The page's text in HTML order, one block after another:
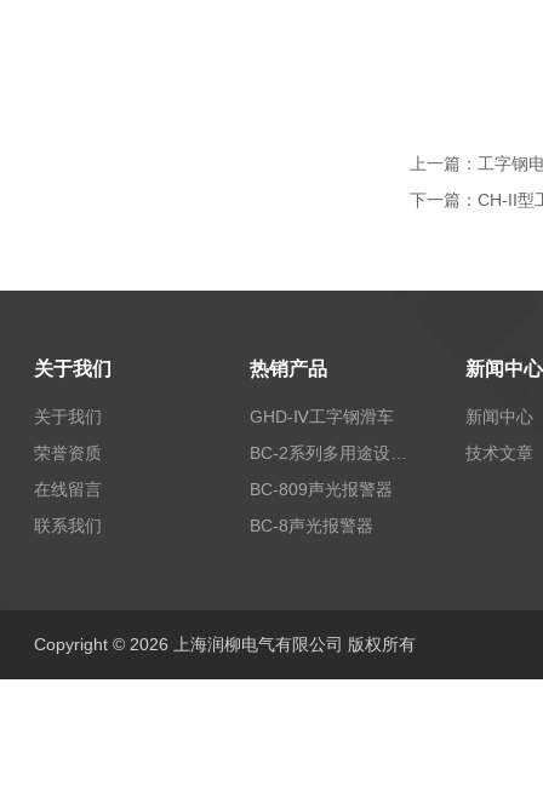
上一篇： 工字钢
下一篇： CH-II型
关于我们
关于我们
荣誉资质
在线留言
联系我们
热销产品
GHD-Ⅳ工字钢滑车
BC-809声光报警器
BC-8声光报警器
新闻中心
新闻中心
技术文章
Copyright © 2026 上海润柳电气有限公司 版权所有